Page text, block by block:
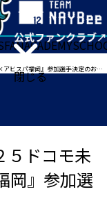
閉じる
FANACADEMY
スパ福岡』参加選手決定のお知らせ
５ドコモ未
岡』参加選